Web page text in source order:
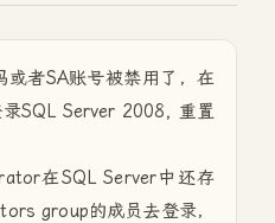
或者SA账号被禁用了，在
SQL Server 2008, 重置
在SQL Server中还存
group的成员去登录，